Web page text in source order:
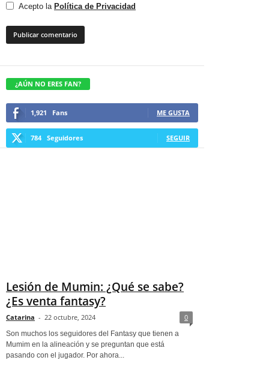
Acepto la Política de Privacidad
¿AÚN NO ERES FAN?
1,921 Fans ME GUSTA
784 Seguidores SEGUIR
Lesión de Mumin: ¿Qué se sabe?
¿Es venta fantasy?
Catarina - 22 octubre, 2024 0
Son muchos los seguidores del Fantasy que tienen a
Mumim en la alineación y se preguntan que está
pasando con el jugador. Por ahora...